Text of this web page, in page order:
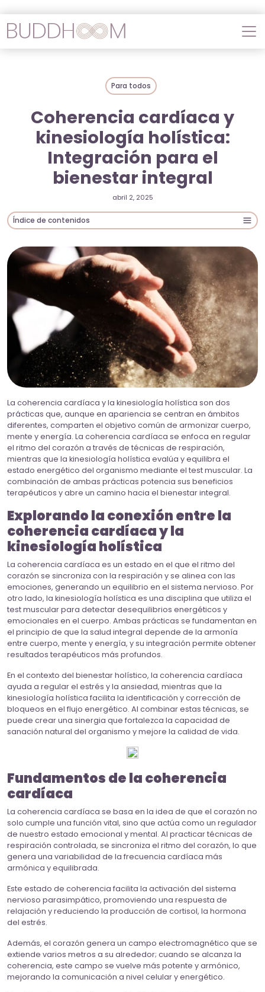
Para todos
Coherencia cardíaca y
kinesiología holística:
Integración para el
bienestar integral
abril 2, 2025
Índice de contenidos
La coherencia cardíaca y la kinesiología holística son dos
prácticas que, aunque en apariencia se centran en ámbitos
diferentes, comparten el objetivo común de armonizar cuerpo,
mente y energía. La coherencia cardíaca se enfoca en regular
el ritmo del corazón a través de técnicas de respiración,
mientras que la kinesiología holística evalúa y equilibra el
estado energético del organismo mediante el test muscular. La
combinación de ambas prácticas potencia sus beneficios
terapéuticos y abre un camino hacia el bienestar integral.
Explorando la conexión entre la
coherencia cardíaca y la
kinesiología holística
La coherencia cardíaca es un estado en el que el ritmo del
corazón se sincroniza con la respiración y se alinea con las
emociones, generando un equilibrio en el sistema nervioso. Por
otro lado, la kinesiología holística es una disciplina que utiliza el
test muscular para detectar desequilibrios energéticos y
emocionales en el cuerpo. Ambas prácticas se fundamentan en
el principio de que la salud integral depende de la armonía
entre cuerpo, mente y energía, y su integración permite obtener
resultados terapéuticos más profundos.
En el contexto del bienestar holístico, la coherencia cardíaca
ayuda a regular el estrés y la ansiedad, mientras que la
kinesiología holística facilita la identificación y corrección de
bloqueos en el flujo energético. Al combinar estas técnicas, se
puede crear una sinergia que fortalezca la capacidad de
sanación natural del organismo y mejore la calidad de vida.
Fundamentos de la coherencia
cardíaca
La coherencia cardíaca se basa en la idea de que el corazón no
solo cumple una función vital, sino que actúa como un regulador
de nuestro estado emocional y mental. Al practicar técnicas de
respiración controlada, se sincroniza el ritmo del corazón, lo que
genera una variabilidad de la frecuencia cardíaca más
armónica y equilibrada.
Este estado de coherencia facilita la activación del sistema
nervioso parasimpático, promoviendo una respuesta de
relajación y reduciendo la producción de cortisol, la hormona
del estrés.
Además, el corazón genera un campo electromagnético que se
extiende varios metros a su alrededor; cuando se alcanza la
coherencia, este campo se vuelve más potente y armónico,
mejorando la comunicación a nivel celular y energético.